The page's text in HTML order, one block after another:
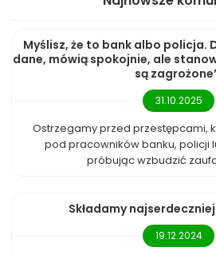
Myślisz, że to bank albo policja.
dane, mówią spokojnie, ale
są
31.10.2025
Ostrzegamy przed przestępcami,
pod pracowników banku, policji
próbując wzbudzić
Składamy
19.12.2024